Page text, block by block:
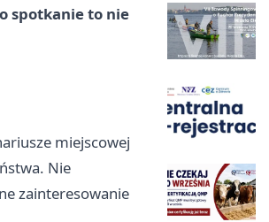
spotkanie to nie
miejscowej
Nie
zainteresowanie